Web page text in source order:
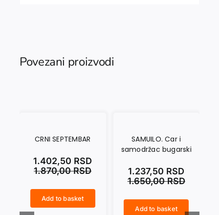
Povezani proizvodi
CRNI SEPTEMBAR
1.870,00RSD
1.402,50 RSD
Add to basket
SAMUILO. Car i
samodržac bugarski
1.650,00RSD
1.237,50 RSD
Add to basket